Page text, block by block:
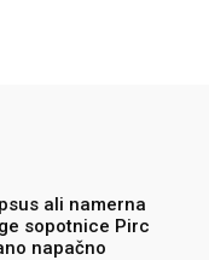
ali namerna
sopotnice Pirc
napačno